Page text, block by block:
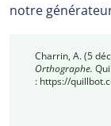
notre
Charrin, A. (5
Orthographe.
: https://